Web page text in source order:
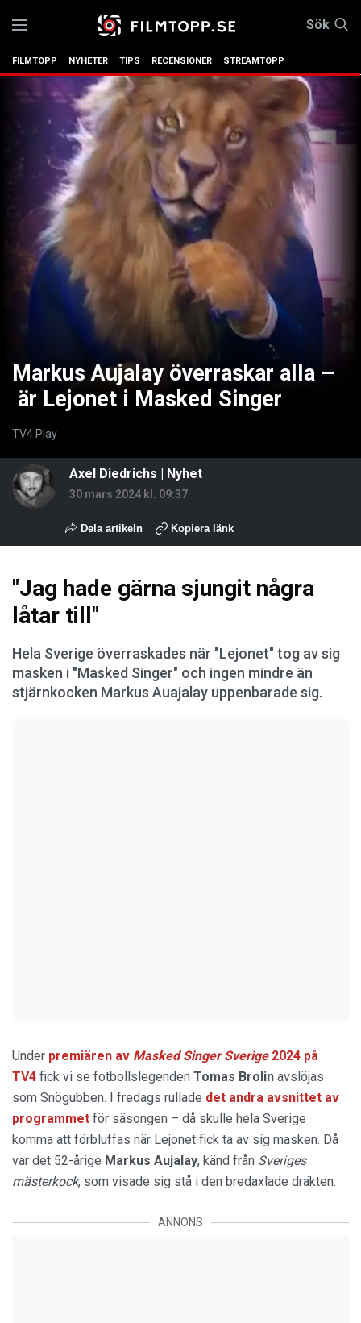
Sök
FILMTOPP NYHETER TIPS RECENSIONER STREAMTOPP
Markus Aujalay överraskar alla –
är Lejonet i Masked Singer
TV4 Play
Axel Diedrichs | Nyhet
30 mars 2024 kl. 09:37
Dela artikeln Kopiera länk
"Jag hade gärna sjungit några
låtar till"
Hela Sverige överraskades när "Lejonet" tog av sig
masken i "Masked Singer" och ingen mindre än
stjärnkocken Markus Auajalay uppenbarade sig.
Under premiären av Masked Singer Sverige2024 på
TV4 fick vi se fotbollslegenden Tomas Brolin avslöjas
som Snögubben. I fredags rullade det andra avsnittet av
programmet för säsongen – då skulle hela Sverige
komma att förbluffas när Lejonet fick ta av sig masken. Då
var det 52-årige Markus Aujalay, känd från Sveriges
mästerkock, som visade sig stå i den bredaxlade dräkten.
ANNONS